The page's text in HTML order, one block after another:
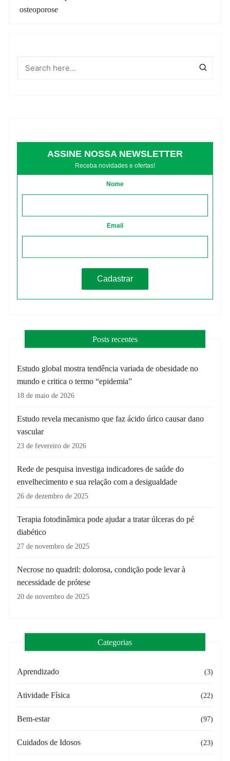
osteoporose
ASSINE NOSSA NEWSLETTER
Receba novidades e ofertas!
Nome
Email
Posts recentes
Estudo global mostra tendência variada de obesidade no
mundo e critica o termo “epidemia”
18 de maio de 2026
Estudo revela mecanismo que faz ácido úrico causar dano
vascular
23 de fevereiro de 2026
Rede de pesquisa investiga indicadores de saúde do
envelhecimento e sua relação com a desigualdade
26 de dezembro de 2025
Terapia fotodinâmica pode ajudar a tratar úlceras do pé
diabético
27 de novembro de 2025
Necrose no quadril: dolorosa, condição pode levar à
necessidade de prótese
20 de novembro de 2025
Categorias
Aprendizado (3)
Atividade Física (22)
Bem-estar (97)
Cuidados de Idosos (23)